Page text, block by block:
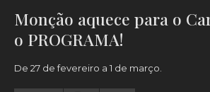
Monção aquece para o
o PROGRAMA!
De 27 de fevereiro a 1 de março.